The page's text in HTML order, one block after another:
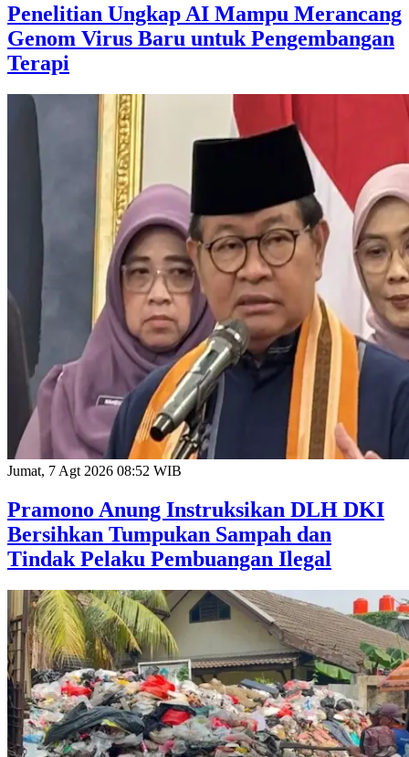
Penelitian Ungkap AI Mampu Merancang
Genom Virus Baru untuk Pengembangan
Terapi
Jumat, 7 Agt 2026 08:52 WIB
Pramono Anung Instruksikan DLH DKI
Bersihkan Tumpukan Sampah dan
Tindak Pelaku Pembuangan Ilegal